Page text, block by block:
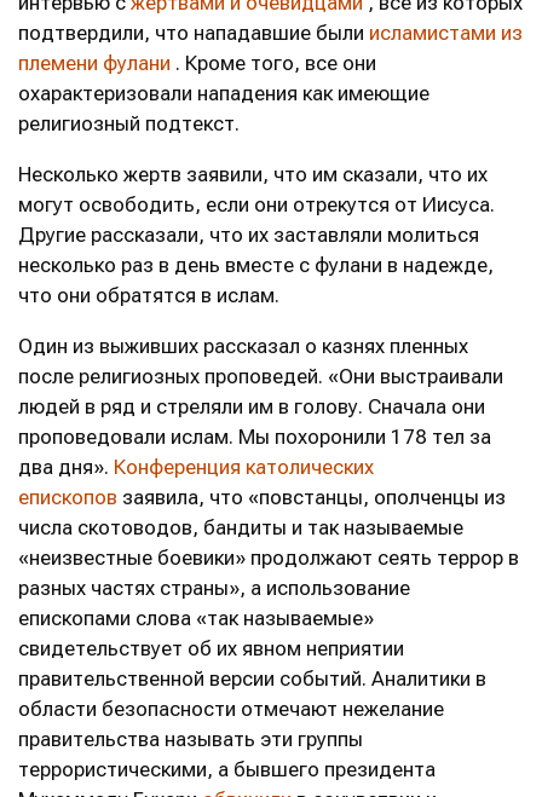
подтвердили, что нападавшие были исламистами из
племени фулани . Кроме того, все они
охарактеризовали нападения как имеющие
религиозный подтекст.
Несколько жертв заявили, что им сказали, что их
могут освободить, если они отрекутся от Иисуса.
Другие рассказали, что их заставляли молиться
несколько раз в день вместе с фулани в надежде,
что они обратятся в ислам.
Один из выживших рассказал о казнях пленных
после религиозных проповедей. «Они выстраивали
людей в ряд и стреляли им в голову. Сначала они
проповедовали ислам. Мы похоронили 178 тел за
два дня». Конференция католических
епископов заявила, что «повстанцы, ополченцы из
числа скотоводов, бандиты и так называемые
«неизвестные боевики» продолжают сеять террор в
разных частях страны», а использование
епископами слова «так называемые»
свидетельствует об их явном неприятии
правительственной версии событий. Аналитики в
области безопасности отмечают нежелание
правительства называть эти группы
террористическими, а бывшего президента